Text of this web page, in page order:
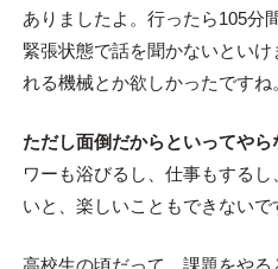
ありましたよ。行ったら105分
緊張状態で話を聞かないとい
れる機械とか欲しかったですね
ただし面倒だからといってやら
ワーも浴びるし、仕事もする
いと、楽しいこともできないで
高校生の頃だって、課題をや